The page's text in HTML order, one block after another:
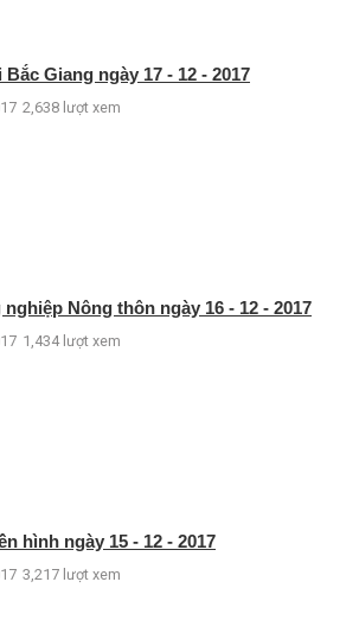
Giang ngày 17 - 12 - 2017
2,638 lượt xem
Nông thôn ngày 16 - 12 - 2017
1,434 lượt xem
hình ngày 15 - 12 - 2017
3,217 lượt xem